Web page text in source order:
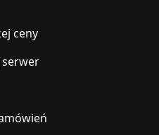
ceny
serwer